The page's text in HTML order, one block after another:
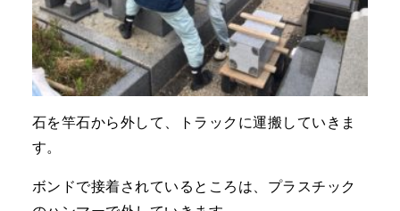
石を竿石から外して、トラックに運搬していきま
す。
ボンドで接着されているところは、プラスチック